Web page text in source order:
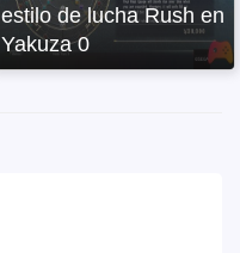
estilo de lucha Rush en
Yakuza 0